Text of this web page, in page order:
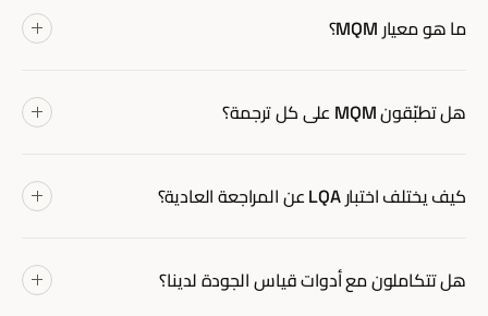
ما هو معيار MQM؟
مفتوح لتقييم جودة الترجمة، طُوّر بمشاركة الاتحاد الأوروبي وكبرى
شركات الترجمة. يقيس الجودة على أبعاد محدَّدة (دقّة، طلاقة، نمط،
هل تطبّقون MQM على كل ترجمة؟
10% من حجم العمل) لرصد الجودة بشكل إحصائي. للمحتوى الحرج
(قانوني، طبي، حكومي)، نطبّقه على 100% من المحتوى.
كيف يختلف اختبار LQA عن المراجعة العادية؟
المترجم لإنتاج النسخة النهائية. LQA يحدث بعد التسليم، من فريق
مستقلّ لم يشارك في المشروع، لقياس جودة المخرَج النهائي. نستخدم
هل تتكاملون مع أدوات قياس الجودة لدينا؟